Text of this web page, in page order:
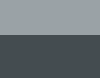
oder das Recht
der Mitgliedstaaten